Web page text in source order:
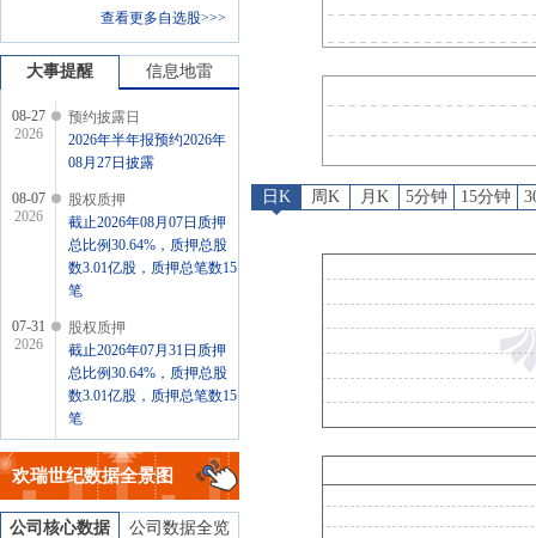
查看更多自选股>>>
大事提醒 信息地雷
08-27
2026
预约披露日
2026年半年报预约2026年
08月27日披露
08-07
2026
股权质押
截止2026年08月07日质押
总比例30.64%，质押总股
数3.01亿股，质押总笔数15
笔
07-31
2026
股权质押
截止2026年07月31日质押
总比例30.64%，质押总股
数3.01亿股，质押总笔数15
笔
07-24
2026
股权质押
截止2026年07月24日质押
总比例30.64%，质押总股
数3.01亿股，质押总笔数15
欢瑞世纪数据全景图
公司核心数据 公司数据全览
股权质押：截止2026年07月24
日K 周K 月K 5分钟 15分钟